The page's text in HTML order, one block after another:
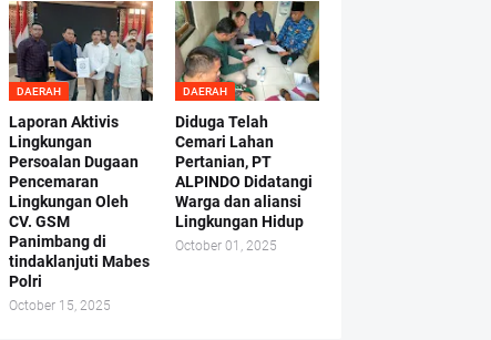
DAERAH
Laporan Aktivis
Lingkungan
Persoalan Dugaan
Pencemaran
Lingkungan Oleh
CV. GSM
Panimbang di
tindaklanjuti Mabes
Polri
October 15, 2025
DAERAH
Diduga Telah
Cemari Lahan
Pertanian, PT
ALPINDO Didatangi
Warga dan aliansi
Lingkungan Hidup
October 01, 2025